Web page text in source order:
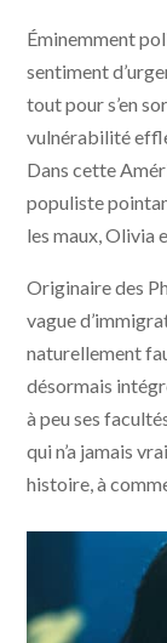
Éminemment
sentiment
tout pour s’en
vulnérabilité
Dans cette
populiste
les maux, Olivia
Originaire des
vague
naturellement
désormais
à peu ses
qui n’a jamais
histoire, à